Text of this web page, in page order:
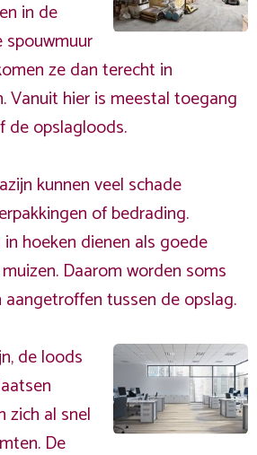
in de
spouwmuur
ze dan terecht in
Vanuit hier is meestal toegang
opslagloods.
kunnen veel schade
of bedrading.
hoeken dienen als goede
Daarom worden soms
tussen de opslag.
de loods
zich al snel
De